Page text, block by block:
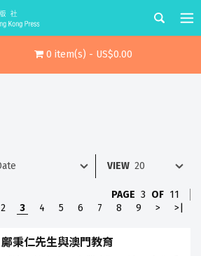
0 item(s) - US$0.00
VIEW
PAGE 3 OF 11
2 3 4 5 6 7 8 9 > >|
鄺秉仁先生與澳門教育